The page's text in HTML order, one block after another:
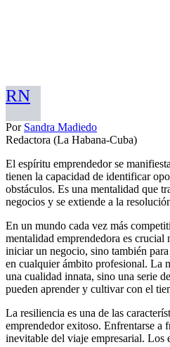
RN
Por Sandra Madiedo
Redactora (La Habana-Cuba)
El espíritu emprendedor se
tienen la capacidad de identificar
obstáculos. Es una mentalidad que
negocios y se extiende a la
En un mundo cada vez más
mentalidad emprendedora es crucial
iniciar un negocio, sino también
en cualquier ámbito profesional. La
una cualidad innata, sino una serie
pueden aprender y cultivar con el
La resiliencia es una de las
emprendedor exitoso. Enfrentarse a
inevitable del viaje empresarial. Los